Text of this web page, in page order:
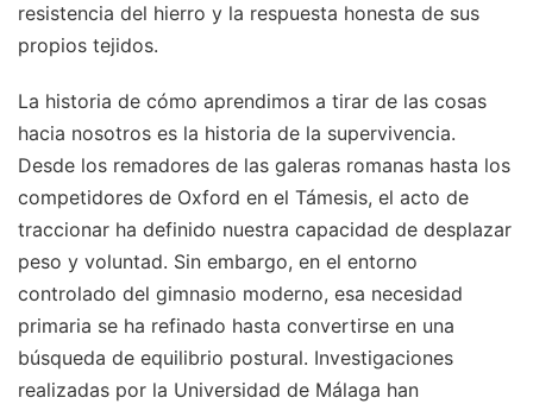
resistencia del hierro y la respuesta honesta de sus
propios tejidos.
La historia de cómo aprendimos a tirar de las cosas
hacia nosotros es la historia de la supervivencia.
Desde los remadores de las galeras romanas hasta los
competidores de Oxford en el Támesis, el acto de
traccionar ha definido nuestra capacidad de desplazar
peso y voluntad. Sin embargo, en el entorno
controlado del gimnasio moderno, esa necesidad
primaria se ha refinado hasta convertirse en una
búsqueda de equilibrio postural. Investigaciones
realizadas por la Universidad de Málaga han